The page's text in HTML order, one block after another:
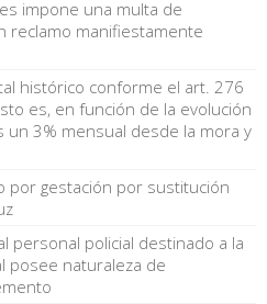
impone una multa de
reclamo manifiestamente
histórico conforme el art. 276
es, en función de la evolución
un 3% mensual desde la mora y
por gestación por sustitución
personal policial destinado a la
posee naturaleza de